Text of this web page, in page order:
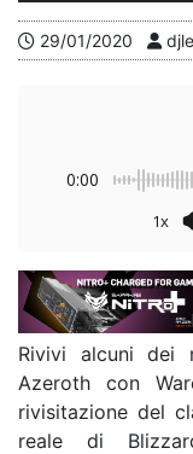
29/01/2020
0:00
1x
Rivivi alcuni dei
Azeroth con
rivisitazione del
reale di